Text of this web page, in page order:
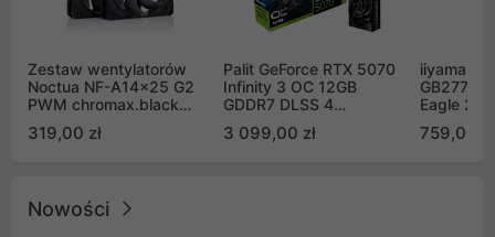
Zestaw wentylatorów
Noctua NF-A14x25 G2
PWM chromax.black
Push Pull (2szt)
319,00 zł
Palit GeForce RTX 5070
Infinity 3 OC 12GB
GDDR7 DLSS 4
GB2050S)
3 099,00 zł
iiyama G-
Eagle 27"
759,00 zł
Nowości